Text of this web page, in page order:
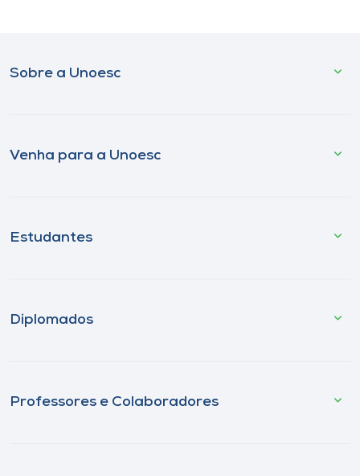
Sobre a Unoesc
Venha para a Unoesc
Estudantes
Diplomados
Professores e Colaboradores